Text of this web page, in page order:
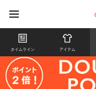
タイムライン アイテム